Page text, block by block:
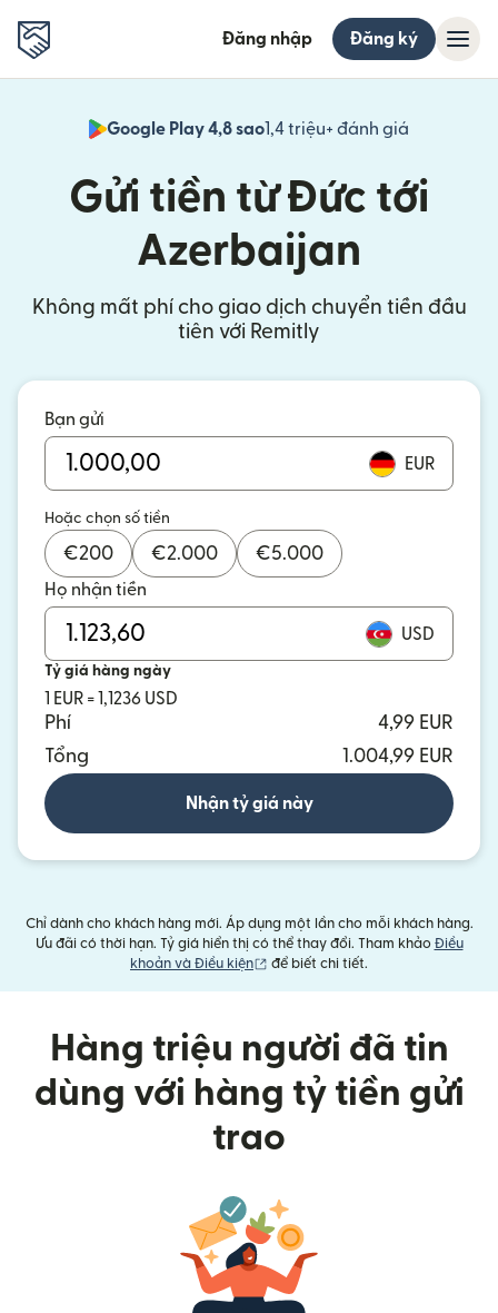
Đăng nhập Đăng ký
Google Play 4,8 sao1,4 triệu+ đánh giá
Gửi tiền từ Đức tới
Azerbaijan
Không mất phí cho giao dịch chuyển tiền đầu
tiên với Remitly
Bạn gửi
EUR
Hoặc chọn số tiền
€200 €2.000 €5.000
Họ nhận tiền
USD
Tỷ giá hàng ngày
1 EUR = 1,1236 USD
Phí
4,99 EUR
Tổng
1.004,99 EUR
Nhận tỷ giá này
Chỉ dành cho khách hàng mới. Áp dụng một lần cho mỗi khách hàng.
Ưu đãi có thời hạn. Tỷ giá hiển thị có thể thay đổi. Tham khảo Điều
khoản và Điều kiện
(mở trong cửa sổ mới)
để biết chi tiết.
Hàng triệu người đã tin
dùng với hàng tỷ tiền gửi
trao